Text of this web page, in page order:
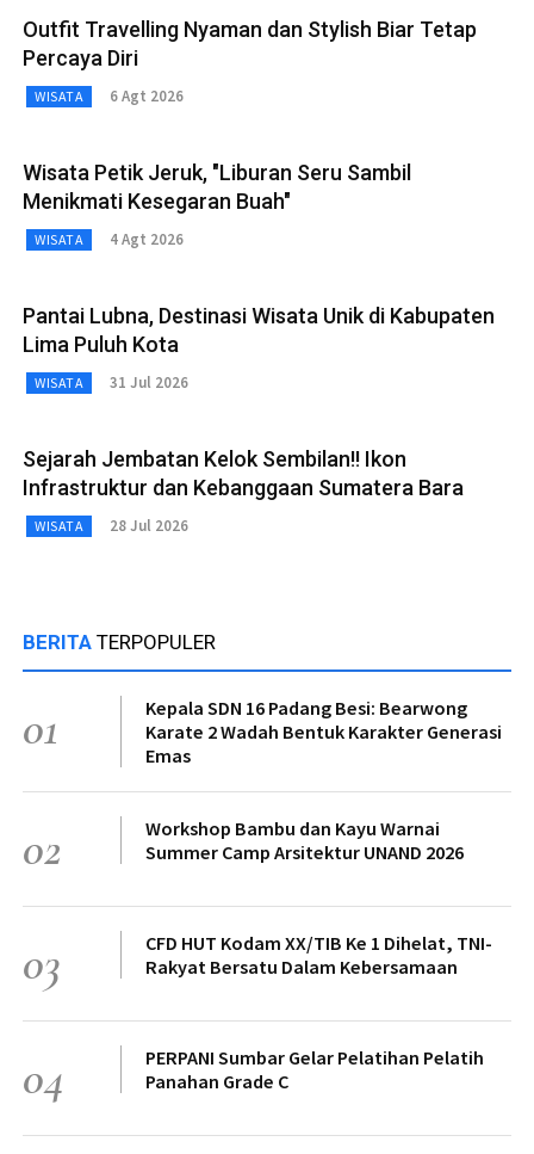
Outfit Travelling Nyaman dan Stylish Biar Tetap
Percaya Diri
WISATA 6 Agt 2026
Wisata Petik Jeruk, "Liburan Seru Sambil
Menikmati Kesegaran Buah"
WISATA 4 Agt 2026
Pantai Lubna, Destinasi Wisata Unik di Kabupaten
Lima Puluh Kota
WISATA 31 Jul 2026
Sejarah Jembatan Kelok Sembilan!! Ikon
Infrastruktur dan Kebanggaan Sumatera Bara
WISATA 28 Jul 2026
BERITA TERPOPULER
01
Kepala SDN 16 Padang Besi: Bearwong
Karate 2 Wadah Bentuk Karakter Generasi
Emas
02
Workshop Bambu dan Kayu Warnai
Summer Camp Arsitektur UNAND 2026
03
CFD HUT Kodam XX/TIB Ke 1 Dihelat, TNI-
Rakyat Bersatu Dalam Kebersamaan
04
PERPANI Sumbar Gelar Pelatihan Pelatih
Panahan Grade C